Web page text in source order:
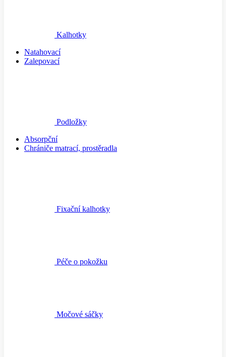
Kalhotky
Natahovací
Zalepovací
Podložky
Absorpční
Chrániče matrací, prostěradla
Fixační kalhotky
Péče o pokožku
Močové sáčky